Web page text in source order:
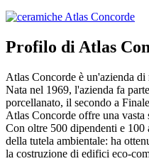
Profilo di Atlas
Atlas Concorde è un'azienda
Nata nel 1969, l'azienda fa
porcellanato, il secondo a
Atlas Concorde offre una
Con oltre 500 dipendenti e 100
della tutela ambientale: ha
la costruzione di edifici eco-